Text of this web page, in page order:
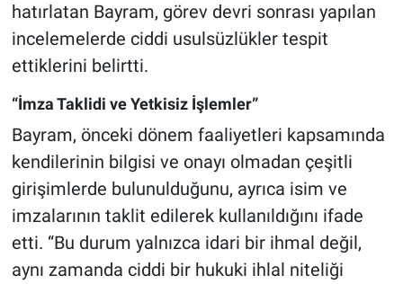
hatırlatan Bayram, görev devri sonrası yapılan
incelemelerde ciddi usulsüzlükler tespit
ettiklerini belirtti.
“İmza Taklidi ve Yetkisiz İşlemler”
Bayram, önceki dönem faaliyetleri kapsamında
kendilerinin bilgisi ve onayı olmadan çeşitli
girişimlerde bulunulduğunu, ayrıca isim ve
imzalarının taklit edilerek kullanıldığını ifade
etti. “Bu durum yalnızca idari bir ihmal değil,
aynı zamanda ciddi bir hukuki ihlal niteliği